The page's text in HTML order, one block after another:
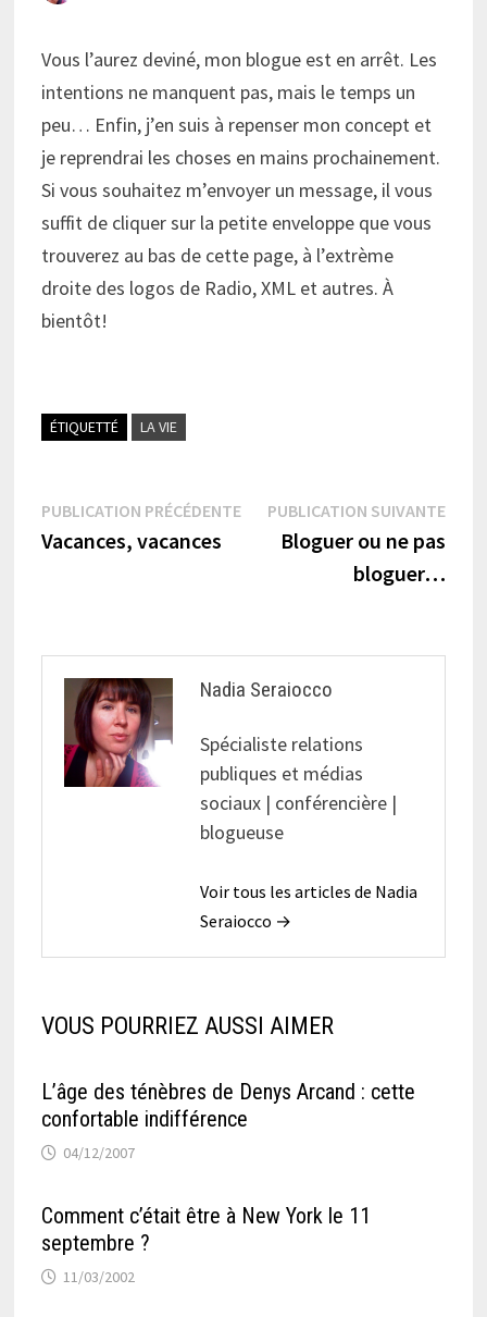
Vous l’aurez deviné, mon blogue est en arrêt. Les
intentions ne manquent pas, mais le temps un
peu… Enfin, j’en suis à repenser mon concept et
je reprendrai les choses en mains prochainement.
Si vous souhaitez m’envoyer un message, il vous
suffit de cliquer sur la petite enveloppe que vous
trouverez au bas de cette page, à l’extrème
droite des logos de Radio, XML et autres. À
bientôt!
ÉTIQUETTÉ LA VIE
Navigation
de
PUBLICATION PRÉCÉDENTEPublication
précédente :
Vacances, vacances
PUBLICATION SUIVANTE
Bloguer ou ne pas
bloguer…
Nadia Seraiocco
Spécialiste relations
publiques et médias
sociaux | conférencière |
blogueuse
Voir tous les articles de Nadia
Seraiocco →
VOUS POURRIEZ AUSSI AIMER
L’âge des ténèbres de Denys Arcand : cette
confortable indifférence
04/12/2007
Comment c’était être à New York le 11
septembre ?
11/03/2002